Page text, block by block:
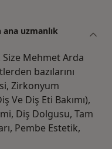
ana uzmanlık
Size Mehmet Arda
bazılarını
Zirkonyum
Ve Diş Eti Bakımı),
Diş Dolgusu, Tam
Pembe Estetik,